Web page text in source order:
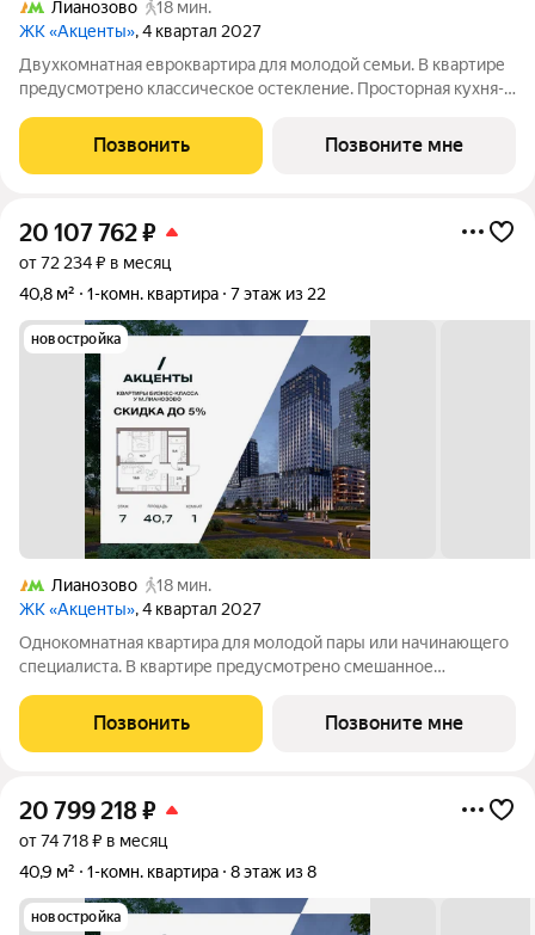
Лианозово
18 мин.
ЖК «Акценты», 4 квартал 2027
Двухкомнатная евроквартира для молодой семьи. В квартире
предусмотрено классическое остекление. Просторная кухня-
вечеров. Приватная спальня с зоной гардеробной и рабочим
местом. Ниша для
Позвонить Позвоните мне
20 107 762₽
от 72 234 ₽ в месяц
40,8 м²
1-комн. квартира 7 этаж из 22
новостройка
Лианозово
18 мин.
ЖК «Акценты», 4 квартал 2027
Однокомнатная квартира для молодой пары или начинающего
специалиста. В квартире предусмотрено смешанное
пространством для отдыха. Приватная изолированная спальня
с зоной гардеробной и возможностью
Позвонить Позвоните мне
20 799 218₽
от 74 718 ₽ в месяц
40,9 м²
1-комн. квартира 8 этаж из 8
новостройка